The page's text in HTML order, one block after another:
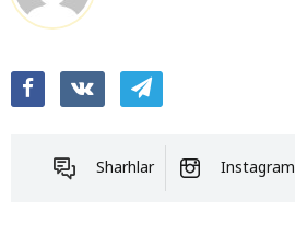
Sharhlar Instagram